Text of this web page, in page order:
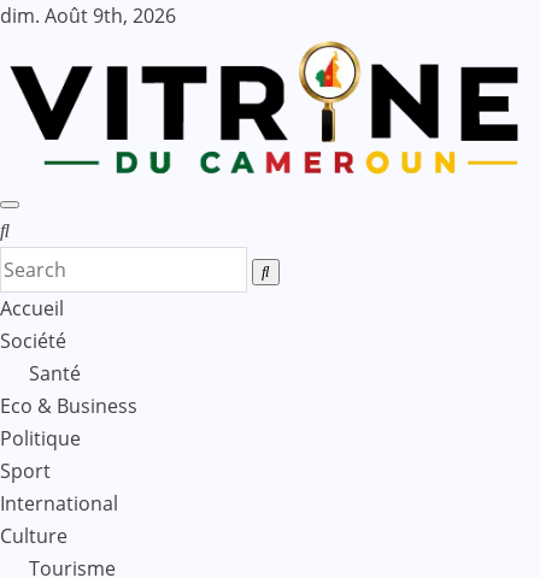
Skip
content
dim. Août 9th, 2026
Accueil
Société
Santé
Eco & Business
Politique
Sport
International
Culture
Tourisme